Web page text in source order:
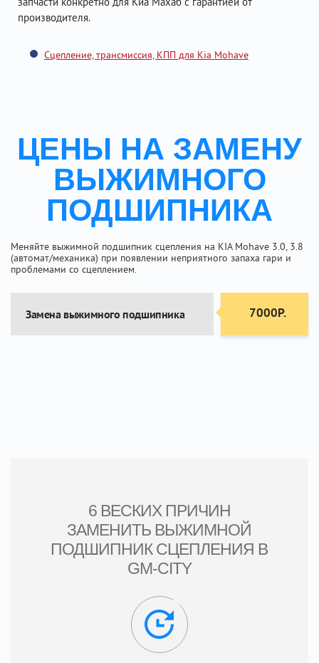
производителя.
Сцепление, трансмиссия, КПП для Kia Mohave
ЦЕНЫ НА ЗАМЕНУ
ВЫЖИМНОГО
ПОДШИПНИКА
Меняйте выжимной подшипник сцепления на KIA Mohave 3.0, 3.8
(автомат/механика) при появлении неприятного запаха гари и
проблемами со сцеплением.
Замена выжимного подшипника 7000Р.
6 ВЕСКИХ ПРИЧИН
ЗАМЕНИТЬ ВЫЖИМНОЙ
ПОДШИПНИК СЦЕПЛЕНИЯ В
GM-CITY